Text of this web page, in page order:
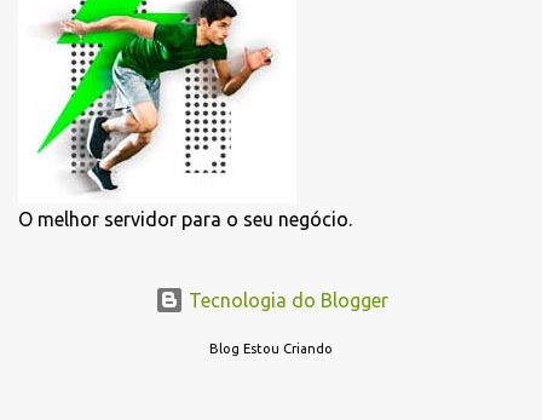
loja virtual completa e moderna para o seu negócio. O que é o
Carrinho em Loja virtual? Carrinho de compras e-commerce ou
loja virtual é uma ferramenta que tem como objetivo possibilitar
que os consumidores “visitantes” possam selecionar produtos em
uma loja virtual antes passarem pelas páginas de checkout e
pagamento. Algumas lojas vão simplesmente acionar o produto
ao carrinho para visualizar mais para frete e outras vão dispo...
O melhor servidor para o seu negócio.
Tecnologia do Blogger
Blog Estou Criando